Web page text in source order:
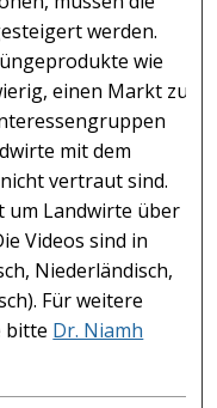
werden.
wie
einen Markt zu
mit dem
vertraut sind.
um Landwirte über
Videos sind in
Niederländisch,
Für weitere
bitte Dr. Niamh